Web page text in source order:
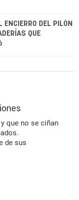
ENCIERRO DEL PILÓN
QUE
que no se ciñan
de sus